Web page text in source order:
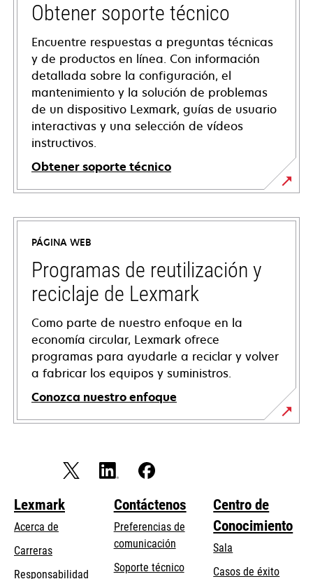
Obtener soporte técnico
Encuentre respuestas a preguntas técnicas
y de productos en línea. Con información
detallada sobre la configuración, el
mantenimiento y la solución de problemas
de un dispositivo Lexmark, guías de usuario
interactivas y una selección de vídeos
instructivos.
Obtener soporte técnico
se
abre
una
pestaña
nueva
PÁGINA WEB
Programas de reutilización y
reciclaje de Lexmark
Como parte de nuestro enfoque en la
economía circular, Lexmark ofrece
programas para ayudarle a reciclar y volver
a fabricar los equipos y suministros.
Conozca nuestro enfoque
Lexmark
Acerca de
Carreras
Responsabilidad
Contáctenos
Preferencias de
comunicación
Soporte técnicose
Centro de
Conocimiento
Sala
Casos de éxito